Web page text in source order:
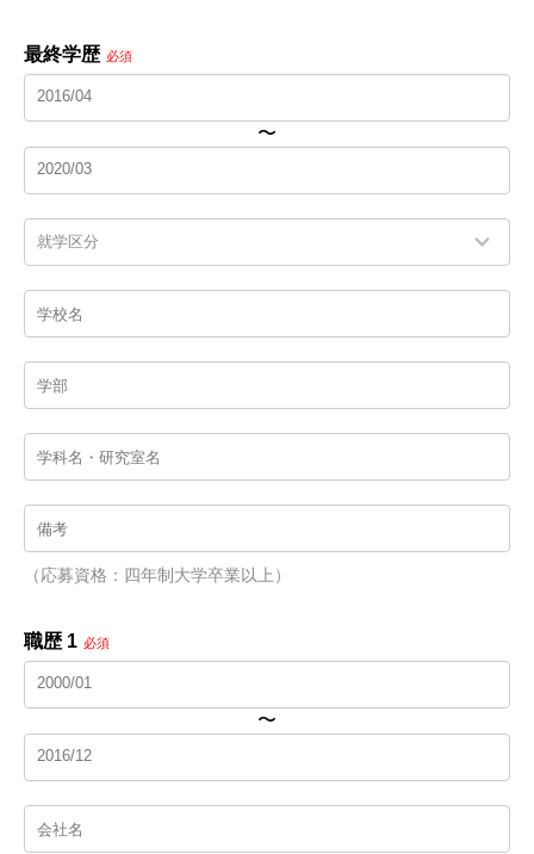
最終学歴 必須
〜
（応募資格：四年制大学卒業以上）
職歴 1 必須
〜